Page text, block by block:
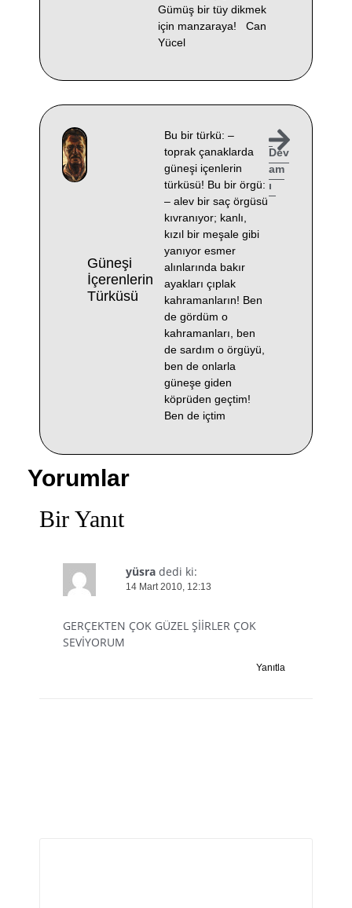
Gümüş bir tüy dikmek
için manzaraya! Can
Yücel
Güneşi
İçerenlerin
Türküsü
Bu bir türkü: –
toprak çanaklarda
güneşi içenlerin
türküsü! Bu bir örgü:
– alev bir saç örgüsü
kıvranıyor; kanlı,
kızıl bir meşale gibi
yanıyor esmer
alınlarında bakır
ayakları çıplak
kahramanların! Ben
de gördüm o
kahramanları, ben
de sardım o örgüyü,
ben de onlarla
güneşe giden
köprüden geçtim!
Ben de içtim
Dev
am
ı
Yorumlar
Bir Yanıt
yüsra dedi ki:
14 Mart 2010, 12:13
GERÇEKTEN ÇOK GÜZEL ŞİİRLER ÇOK
SEVİYORUM
Yanıtla